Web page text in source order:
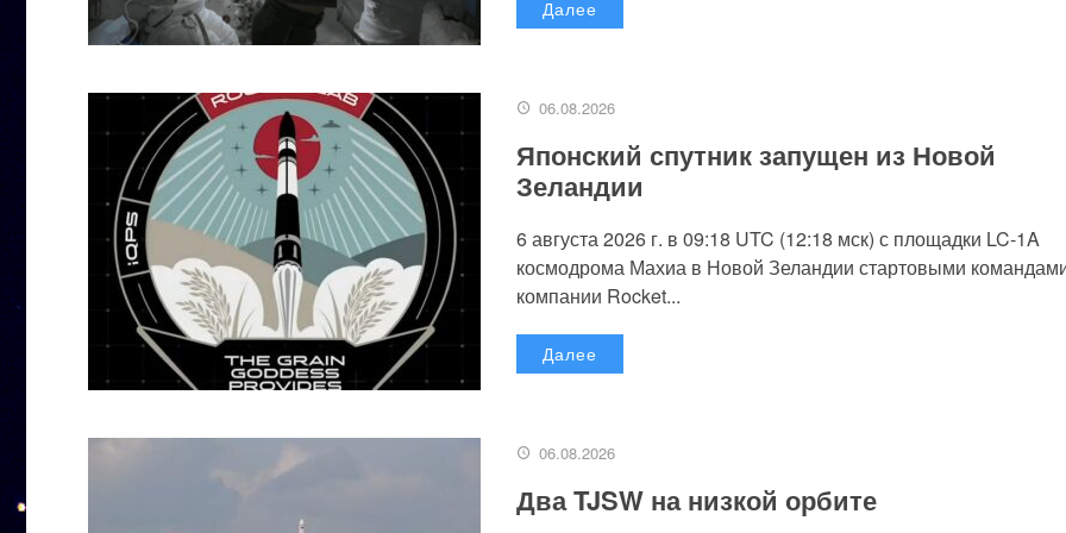
Далее
06.08.2026
Японский спутник запущен из Новой
Зеландии
6 августа 2026 г. в 09:18 UTC (12:18 мск) с площадки LC-1A
космодрома Махиа в Новой Зеландии стартовыми
компании Rocket...
Далее
06.08.2026
Два TJSW на низкой орбите